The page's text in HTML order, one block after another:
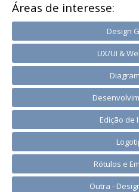
Áreas de interesse:
Design
UX/UI &
Edição de
Rótulos e
Outra -